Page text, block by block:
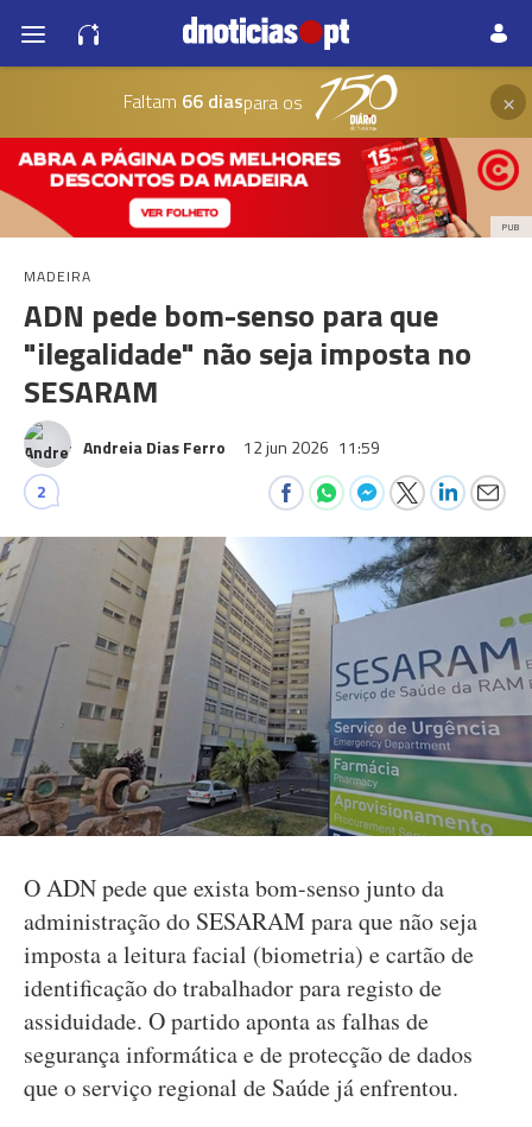
Faltam 66 diaspara os ×
PUB
MADEIRA
ADN pede bom-senso para que
"ilegalidade" não seja imposta no
SESARAM
Andreia Dias Ferro 12 jun 2026 11:59
2
O ADN pede que exista bom-senso junto da
administração do SESARAM para que não seja
imposta a leitura facial (biometria) e cartão de
identificação do trabalhador para registo de
assiduidade. O partido aponta as falhas de
segurança informática e de protecção de dados
que o serviço regional de Saúde já enfrentou.